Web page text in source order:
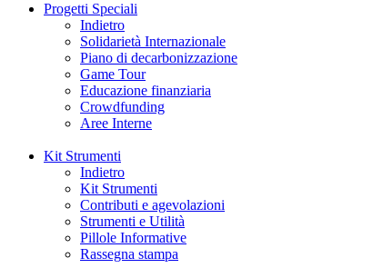
Progetti Speciali
Indietro
Solidarietà Internazionale
Piano di decarbonizzazione
Game Tour
Educazione finanziaria
Crowdfunding
Aree Interne
Kit Strumenti
Indietro
Kit Strumenti
Contributi e agevolazioni
Strumenti e Utilità
Pillole Informative
Rassegna stampa